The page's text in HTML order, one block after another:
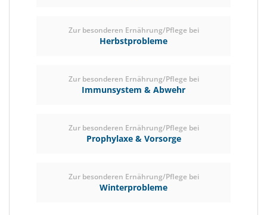
Zur besonderen Ernährung/Pflege bei
Herbstprobleme
Zur besonderen Ernährung/Pflege bei
Immunsystem & Abwehr
Zur besonderen Ernährung/Pflege bei
Prophylaxe & Vorsorge
Zur besonderen Ernährung/Pflege bei
Winterprobleme